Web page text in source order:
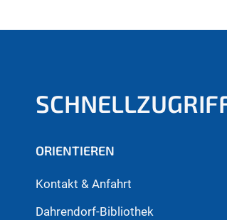
ORIENTIEREN
Kontakt & Anfahrt
Dahrendorf-Bibliothek